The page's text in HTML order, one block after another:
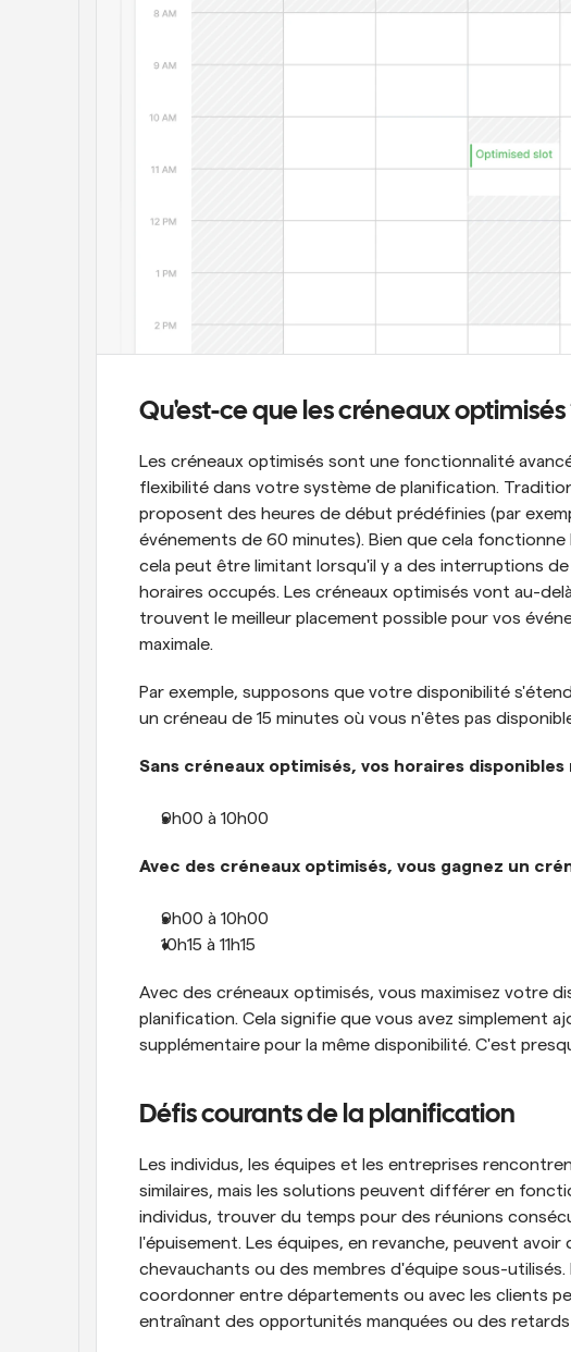
Qu'est-ce que les créneaux optimisés
Les créneaux optimisés sont une fonctionnalité
flexibilité dans votre système de planification.
proposent des heures de début prédéfinies (par
événements de 60 minutes). Bien que cela
cela peut être limitant lorsqu'il y a des interruptions
horaires occupés. Les créneaux optimisés vont au-
trouvent le meilleur placement possible pour vos
maximale.
Par exemple, supposons que votre disponibilité
un créneau de 15 minutes où vous n'êtes pas
Sans créneaux optimisés, vos horaires
9h00 à 10h00
Avec des créneaux optimisés, vous gagnez un
9h00 à 10h00
10h15 à 11h15
Avec des créneaux optimisés, vous maximisez votre
planification. Cela signifie que vous avez simplement
supplémentaire pour la même disponibilité. C'est
Défis courants de la planification
Les individus, les équipes et les entreprises
similaires, mais les solutions peuvent différer en
individus, trouver du temps pour des réunions
l'épuisement. Les équipes, en revanche, peuvent avoir
chevauchants ou des membres d'équipe sous-utilisés.
coordonner entre départements ou avec les clients
entraînant des opportunités manquées ou des retards